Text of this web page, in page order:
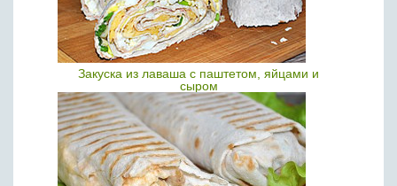
Закуска из лаваша с паштетом, яйцами и
сыром